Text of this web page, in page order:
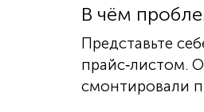
В чём
Представьте
прайс‑листом.
смонтировали